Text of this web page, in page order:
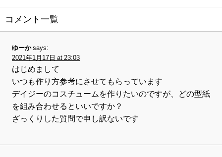
コメント一覧
ゆーか says:
2021年1月17日 at 23:03
はじめまして
いつも作り方参考にさせてもらっています
デイジーのコスチュームを作りたいのですが、どの型紙
を組み合わせるといいですか？
ざっくりした質問で申し訳ないです